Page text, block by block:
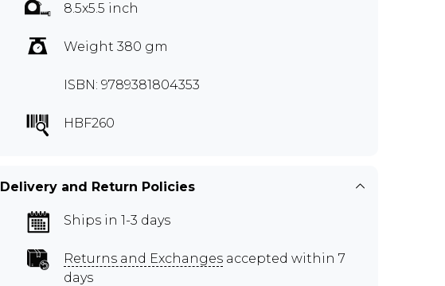
8.5x5.5 inch
Weight 380 gm
ISBN: 9789381804353
HBF260
Delivery and Return Policies
Ships in 1-3 days
Returns and Exchanges accepted within 7
days